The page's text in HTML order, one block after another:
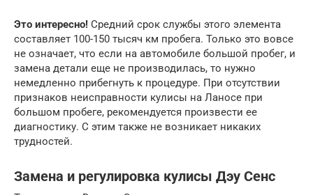
Это интересно! Средний срок службы этого элемента
составляет 100-150 тысяч км пробега. Только это вовсе
не означает, что если на автомобиле большой пробег, и
замена детали еще не производилась, то нужно
немедленно прибегнуть к процедуре. При отсутствии
признаков неисправности кулисы на Ланосе при
большом пробеге, рекомендуется произвести ее
диагностику. С этим также не возникает никаких
трудностей.
Замена и регулировка кулисы Дэу Сенс